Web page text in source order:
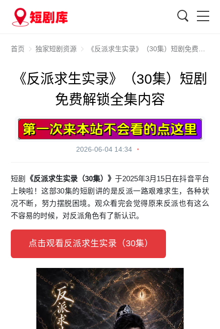
首页 独家短剧资源 《反派求生实录》（30集）短剧免费解锁全集内容
《反派求生实录》（30集）短剧
免费解锁全集内容
2026-06-04 14:34
短剧 《反派求生实录（30集）》于2025年3月15日在抖音平台
上映啦！这部30集的短剧讲的是反派一路艰难求生，各种状
况不断，努力摆脱困境。观众看完会觉得原来反派也有这么
不容易的时候，对反派角色有了新认识。
点击观看反派求生实录（30集）